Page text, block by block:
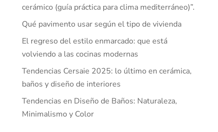
cerámico (guía práctica para clima mediterráneo)”.
Qué pavimento usar según el tipo de vivienda
El regreso del estilo enmarcado: que está
volviendo a las cocinas modernas
Tendencias Cersaie 2025: lo último en cerámica,
baños y diseño de interiores
Tendencias en Diseño de Baños: Naturaleza,
Minimalismo y Color